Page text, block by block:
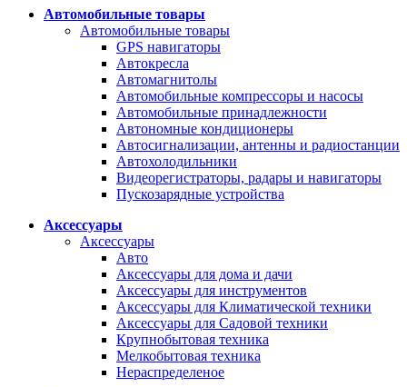
Автомобильные товары
Автомобильные товары
GPS навигаторы
Автокресла
Автомагнитолы
Автомобильные компрессоры и насосы
Автомобильные принадлежности
Автономные кондиционеры
Автосигнализации, антенны и радиостанции
Автохолодильники
Видеорегистраторы, радары и навигаторы
Пускозарядные устройства
Аксессуары
Аксессуары
Авто
Аксессуары для дома и дачи
Аксессуары для инструментов
Аксессуары для Климатической техники
Аксессуары для Садовой техники
Крупнобытовая техника
Мелкобытовая техника
Нераспределеное